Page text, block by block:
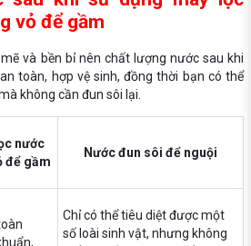
vỏ để gầm
và bền bỉ nên chất lượng nước sau khi
toàn, hợp vệ sinh, đồng thời bạn có thể
không cần đun sôi lại.
nước
để gầm
Nước đun sôi để nguội
Chỉ có thể tiêu diệt được một
số loài sinh vật, nhưng không